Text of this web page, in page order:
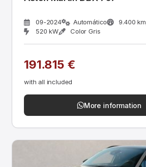
09-2024 Automático 9.400 km
520 kW
Color Gris
191.815 €
with all included
More information